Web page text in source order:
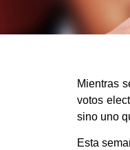
Mientras
votos
sino uno
Esta